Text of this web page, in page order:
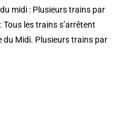
midi : Plusieurs trains par
Tous les trains s’arrêtent
du Midi. Plusieurs trains par